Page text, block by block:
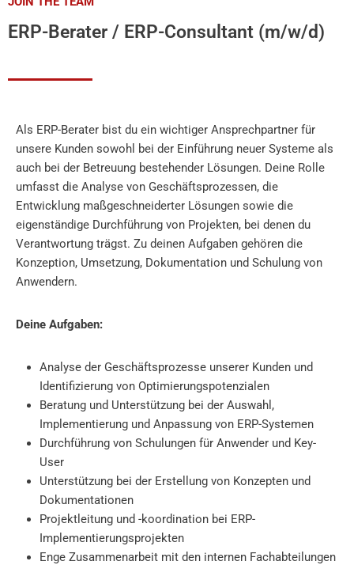
ERP-Berater / ERP-Consultant (m/w/d)
Als ERP-Berater bist du ein wichtiger Ansprechpartner für
unsere Kunden sowohl bei der Einführung neuer Systeme als
auch bei der Betreuung bestehender Lösungen. Deine Rolle
umfasst die Analyse von Geschäftsprozessen, die
Entwicklung maßgeschneiderter Lösungen sowie die
eigenständige Durchführung von Projekten, bei denen du
Verantwortung trägst. Zu deinen Aufgaben gehören die
Konzeption, Umsetzung, Dokumentation und Schulung von
Anwendern.
Deine Aufgaben:
Analyse der Geschäftsprozesse unserer Kunden und
Identifizierung von Optimierungspotenzialen
Beratung und Unterstützung bei der Auswahl,
Implementierung und Anpassung von ERP-Systemen
Durchführung von Schulungen für Anwender und Key-
User
Unterstützung bei der Erstellung von Konzepten und
Dokumentationen
Projektleitung und -koordination bei ERP-
Implementierungsprojekten
Enge Zusammenarbeit mit den internen Fachabteilungen